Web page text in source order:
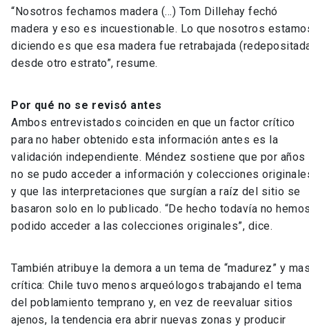
“Nosotros fechamos madera (…) Tom Dillehay fechó
madera y eso es incuestionable. Lo que nosotros
diciendo es que esa madera fue retrabajada
desde otro estrato”, resume.
Por qué no se revisó antes
Ambos entrevistados coinciden en que un factor crítico
para no haber obtenido esta información antes es la
validación independiente. Méndez sostiene que por años
no se pudo acceder a información y colecciones
y que las interpretaciones que surgían a raíz del sitio se
basaron solo en lo publicado. “De hecho todavía no
podido acceder a las colecciones originales”, dice.
También atribuye la demora a un tema de “madurez” y
crítica: Chile tuvo menos arqueólogos trabajando el tema
del poblamiento temprano y, en vez de reevaluar sitios
ajenos, la tendencia era abrir nuevas zonas y producir